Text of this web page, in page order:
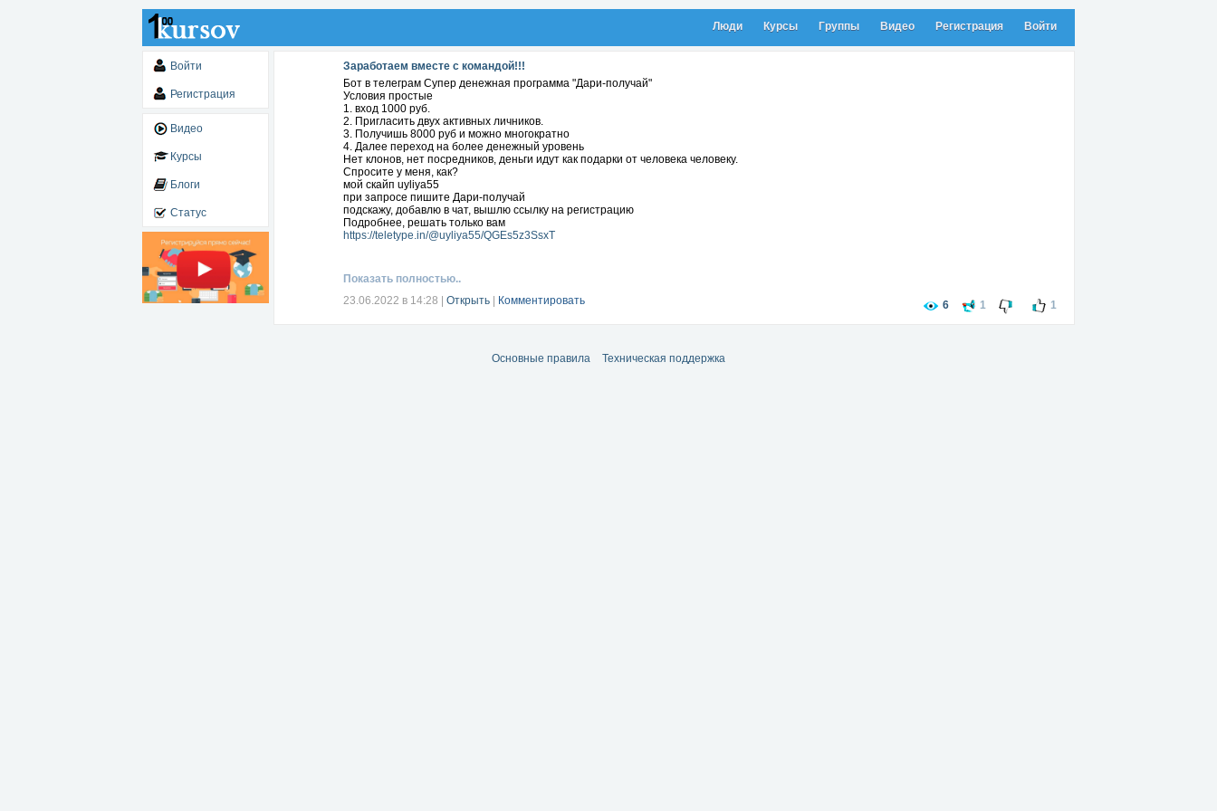
Люди Курсы Группы Видео Регистрация Войти
Войти
Регистрация
Видео
Курсы
Блоги
Статус
Заработаем вместе с командой!!!
Бот в телеграм Супер денежная программа "Дари-получай"
Условия простые
1. вход 1000 руб.
2. Пригласить двух активных личников.
3. Получишь 8000 руб и можно многократно
4. Далее переход на более денежный уровень
Нет клонов, нет посредников, деньги идут как подарки от человека человеку.
Спросите у меня, как?
мой скайп uyliya55
при запросе пишите Дари-получай
подскажу, добавлю в чат, вышлю ссылку на регистрацию
Подробнее, решать только вам
https://teletype.in/@uyliya55/QGEs5z3SsxT
Показать полностью..
23.06.2022 в 14:28
Открыть Комментировать 6 1 1
Основные правила Техническая поддержка